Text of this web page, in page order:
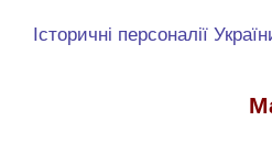
Історичні персоналії